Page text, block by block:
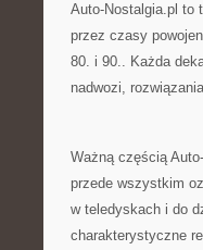
Auto-Nostalgia.pl to
przez czasy
80. i 90.. Każda
nadwozi,
Ważną częścią
przede wszystkim
w teledyskach i do
charakterystyczne